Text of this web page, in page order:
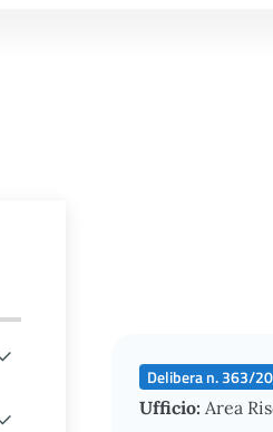
Delibera n. 363/
Ufficio: Area